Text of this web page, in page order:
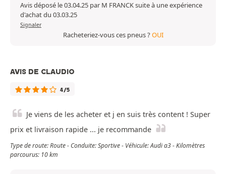
Avis déposé le 03.04.25 par M FRANCK suite à une expérience
d'achat du 03.03.25
Signaler
Racheteriez-vous ces pneus ?OUI
AVIS DE CLAUDIO
4/5
Je viens de les acheter et j en suis très content ! Super
prix et livraison rapide ... je recommande
Type de route: Route - Conduite: Sportive - Véhicule: Audi a3 - Kilomètres
parcourus: 10 km